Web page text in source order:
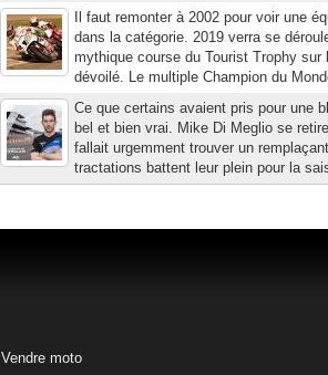
Il faut remonter à 2002 pour voir une
dans la catégorie. 2019 verra se
mythique course du Tourist Trophy
dévoilé. Le multiple Champion du
Ce que certains avaient pris pour une
bel et bien vrai. Mike Di Meglio se
fallait urgemment trouver un
tractations battent leur plein pour la
Vendre moto